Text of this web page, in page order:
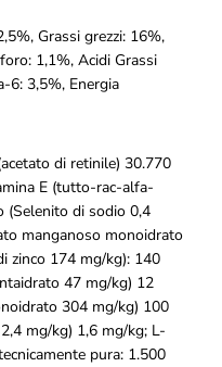
Grassi grezzi: 16%,
1,1%, Acidi Grassi
6: 3,5%, Energia
di retinile) 30.770
E (tutto-rac-alfa-
(Selenito di sodio 0,4
manganoso monoidrato
zinco 174 mg/kg): 140
47 mg/kg) 12
304 mg/kg) 100
mg/kg) 1,6 mg/kg; L-
pura: 1.500